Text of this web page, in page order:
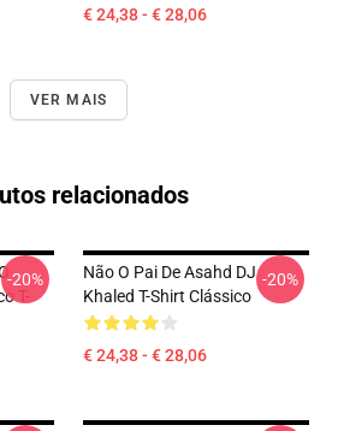
€ 24,38 - € 28,06
VER MAIS
relacionados
T-
-20%
Não O Pai De Asahd DJ
Khaled T-Shirt Clássico
€ 24,38 - € 28,06
-20%